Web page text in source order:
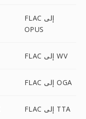
FLAC إلى
OPUS
FLAC إلى WV
FLAC إلى OGA
FLAC إلى TTA